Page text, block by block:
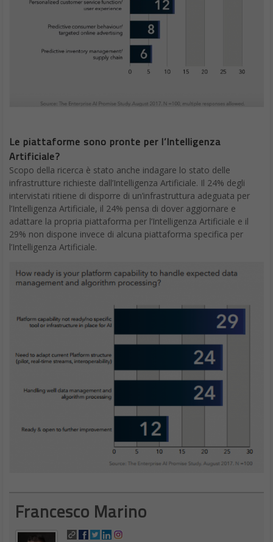
Le piattaforme sono pronte per l’Intelligenza
Artificiale?
Scopo della ricerca è stato anche indagare lo stato delle
infrastrutture richieste dall’Intelligenza Artificiale. Il 24% degli
intervistati ritiene di disporre di un’infrastruttura adeguata per
l’Intelligenza Artificiale, il 24% pensa di dover aggiornare e
adattare la propria piattaforma per l’Intelligenza Artificiale e il
29% non dispone invece di alcuna piattaforma specifica per
l’Intelligenza Artificiale.
Francesco Marino